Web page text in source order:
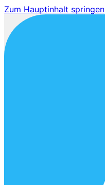
Zum Hauptinhalt springen